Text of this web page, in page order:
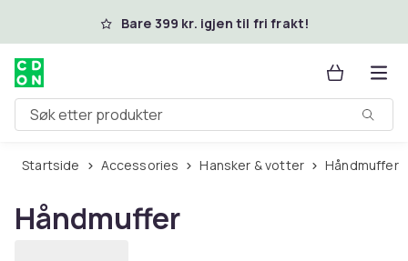
Hopp til hovedinnholdBare 399 kr. igjen til fri frakt!
Søk etter produkter
Startside Accessories Hansker & votter Håndmuffer
Håndmuffer